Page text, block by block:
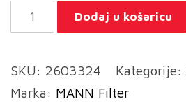
950/4
Filter
ulja
Dodaj u košaricu
SKU: 2603324 Kategorije:
Marka: MANN Filter